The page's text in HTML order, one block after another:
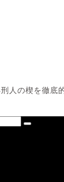
人の楔を徹底